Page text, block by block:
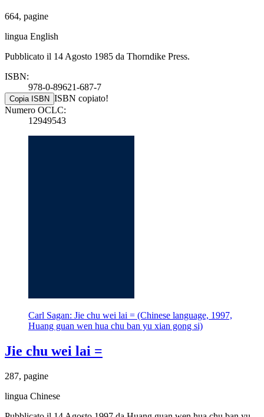
664, pagine
lingua English
Pubblicato il 14 Agosto 1985 da Thorndike Press.
ISBN:
978-0-89621-687-7
Copia ISBN ISBN copiato!
Numero OCLC:
12949543
Carl Sagan: Jie chu wei lai = (Chinese language, 1997,
Huang guan wen hua chu ban yu xian gong si)
Jie chu wei lai =
287, pagine
lingua Chinese